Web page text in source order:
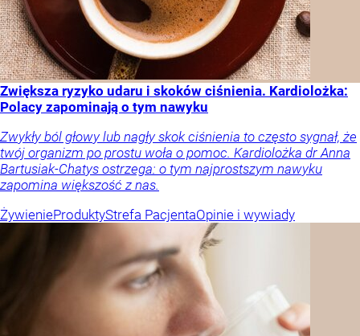
Zwiększa ryzyko udaru i skoków ciśnienia. Kardiolożka:
Polacy zapominają o tym nawyku
Zwykły ból głowy lub nagły skok ciśnienia to często sygnał, że
twój organizm po prostu woła o pomoc. Kardiolożka dr Anna
Bartusiak-Chatys ostrzega: o tym najprostszym nawyku
zapomina większość z nas.
ŻywienieProduktyStrefa PacjentaOpinie i wywiady